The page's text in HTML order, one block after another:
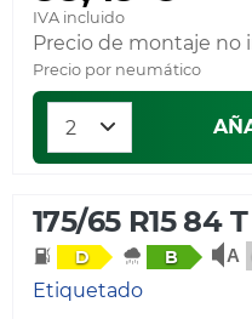
IVA incluido
Precio de montaje no
Precio por neumático
175/65 R15 84 T
D B
Etiquetado